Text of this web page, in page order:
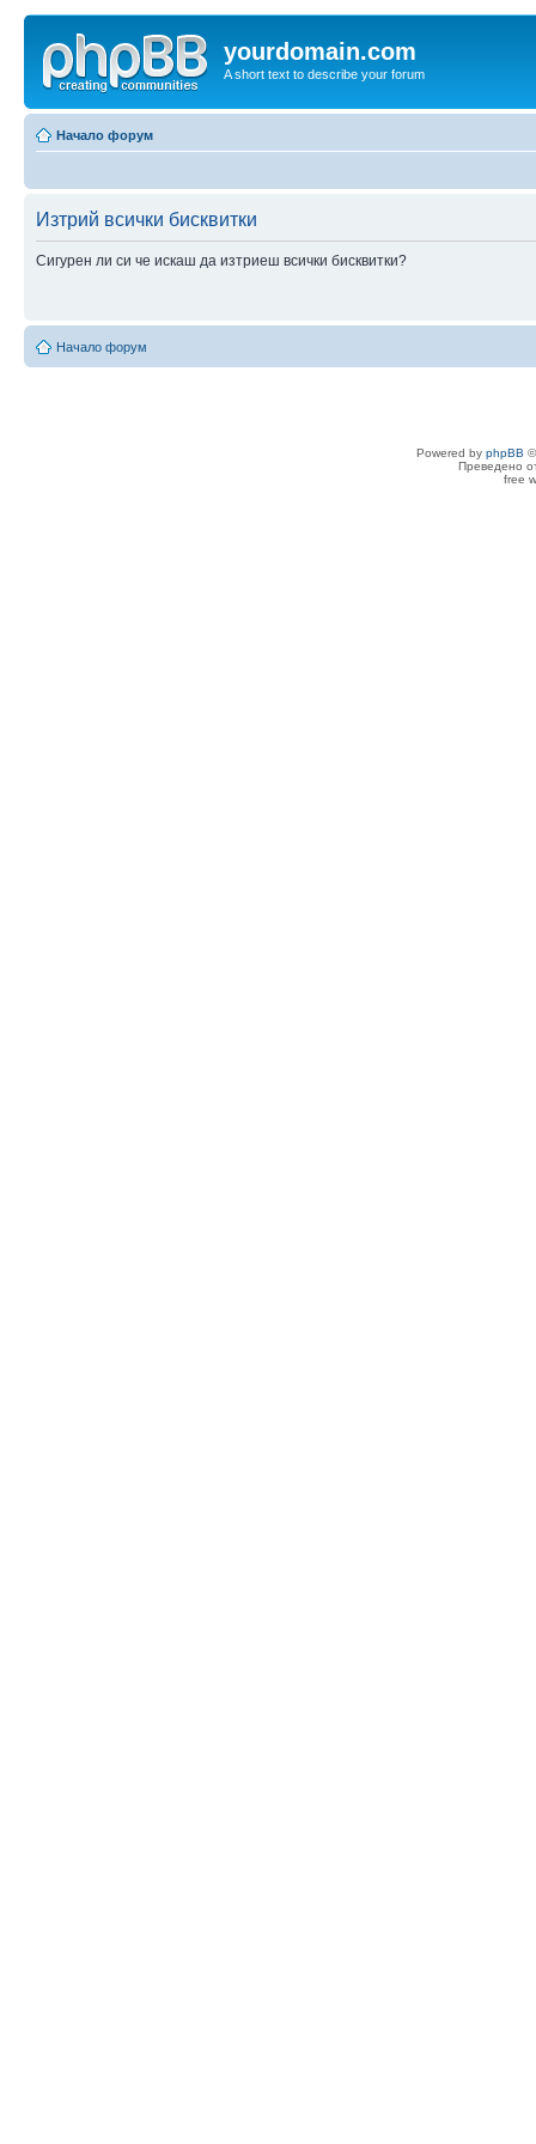
yourdomain.com
A short text to describe your forum
Начало форум
Изтрий всички бисквитки
Сигурен ли си че искаш да изтриеш всички бисквитки?
Начало форум
Powered by phpBB
Преведено
free